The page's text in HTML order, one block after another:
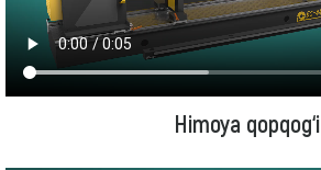
Himoya qopqog‘i